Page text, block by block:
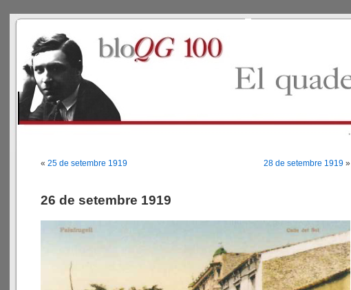
« 25 de setembre 1919 28 de setembre 1919 »
26 de setembre 1919